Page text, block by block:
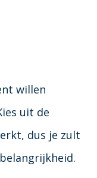
willen
uit de
dus je zult